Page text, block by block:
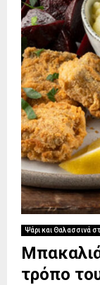
Ψάρι και Θαλασσινά
τρόπο